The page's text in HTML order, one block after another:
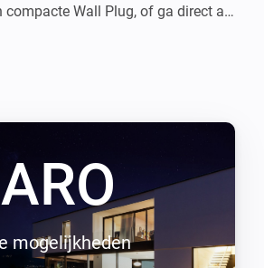
compacte Wall Plug, of ga direct all-
slim met de Fibaro
mogelijkheden